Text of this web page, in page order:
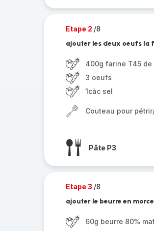
Etape 2 /8
ajouter les deux oeufs la
400g farine T45 de
3 oeufs
1càc sel
Couteau pour
Pâte P3
Etape 3 /8
ajouter le beurre en
60g beurre 80%